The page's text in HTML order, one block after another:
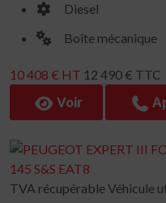
Diesel
Boîte mécanique
10 408 € HT 12 490 € TTC
Voir
TVA récupérableVéhicule